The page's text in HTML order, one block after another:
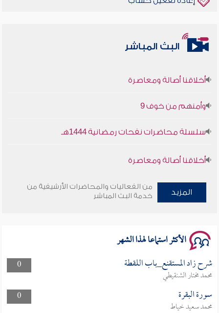
البث المباشر
سلسلة محاضرات نفحات رمضانية 1444هـ
المزيد
من الفعاليات والمحاضرات الأرشيفية من
خدمة البث المباشر
الأكثر استماعا لهذا الشهر
0 شرح زاد المستقنع_باب اللقطة
محمد مختار الشنقيطي
0
سورة البقرة
محمد سعيد خياط